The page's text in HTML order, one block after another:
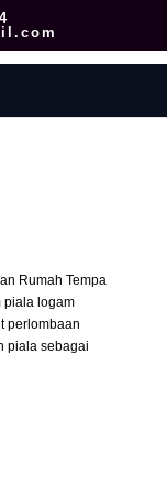
Rumah Tempa
piala logam
perlombaan
piala sebagai